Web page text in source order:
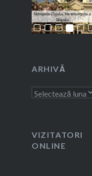
ARHIVĂ
Arhivă
VIZITATORI
ONLINE